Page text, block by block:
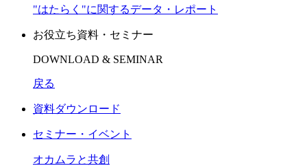
"はたらく"に関するデータ・レポート
お役立ち資料・セミナー
DOWNLOAD & SEMINAR
戻る
資料ダウンロード
セミナー・イベント
オカムラと共創